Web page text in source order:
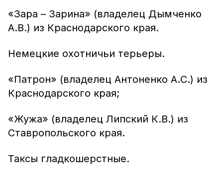
«Зара – Зарина» (владелец Дымченко
А.В.) из Краснодарского края.
Немецкие охотничьи терьеры.
«Патрон» (владелец Антоненко А.С.) из
Краснодарского края;
«Жужа» (владелец Липский К.В.) из
Ставропольского края.
Таксы гладкошерстные.